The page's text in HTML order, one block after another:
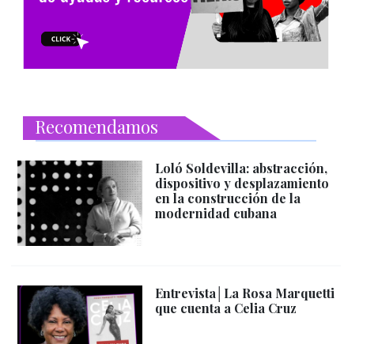
Recomendamos
Loló Soldevilla: abstracción,
dispositivo y desplazamiento
en la construcción de la
modernidad cubana
Entrevista│La Rosa Marquetti
que cuenta a Celia Cruz